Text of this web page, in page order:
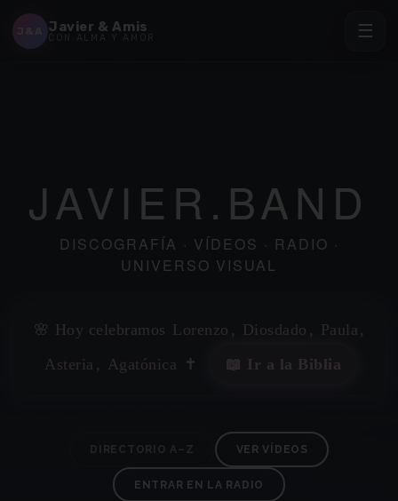
Javier & Amis
CON ALMA Y AMOR ☰
JAVIER.BAND
DISCOGRAFÍA · VÍDEOS · RADIO ·
UNIVERSO VISUAL
🌸 Hoy celebramos Lorenzo , Diosdado , Paula ,
Asteria , Agatónica ✝️ 📖 Ir a la Biblia
DIRECTORIO A–Z VER VÍDEOS
ENTRAR EN LA RADIO